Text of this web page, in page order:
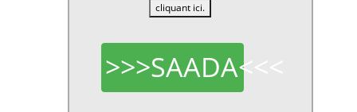
cliquant ici.
>>>SAADA<<<